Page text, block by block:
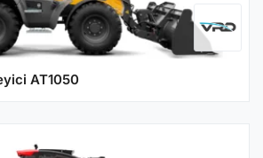
AT1050